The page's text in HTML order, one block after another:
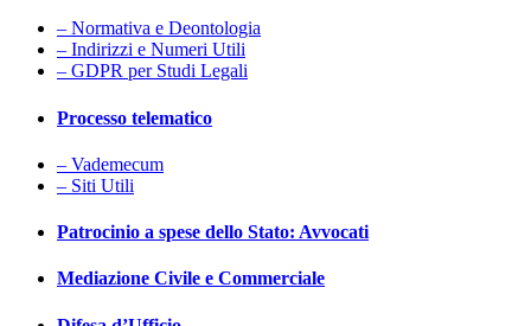
– Normativa e Deontologia
– Indirizzi e Numeri Utili
– GDPR per Studi Legali
Processo telematico
– Vademecum
– Siti Utili
Patrocinio a spese dello Stato: Avvocati
Mediazione Civile e Commerciale